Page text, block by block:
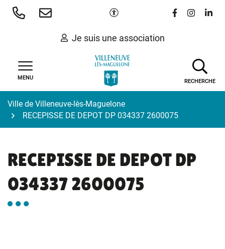
Aller
Paramètres d'accessibilité
Lien vers le
Lien vers
Lien
Je suis une association
MENU
RECHERCHE
Ville de Villeneuve-lès-Maguelone
RECEPISSE DE DEPOT DP 034337 2600075
RECEPISSE DE DEPOT DP
034337 2600075